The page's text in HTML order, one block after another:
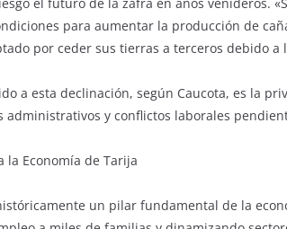
para aumentar la producción de
por ceder sus tierras a terceros debido a
a esta declinación, según Caucota, es la
administrativos y conflictos laborales
la Economía de Tarija
un pilar fundamental de la